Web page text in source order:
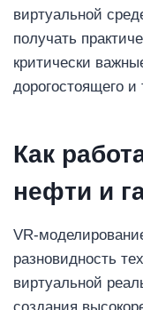
виртуальной
получать
критически
дорогостоящего и
Как
нефти и
VR-
разновидность
виртуальной